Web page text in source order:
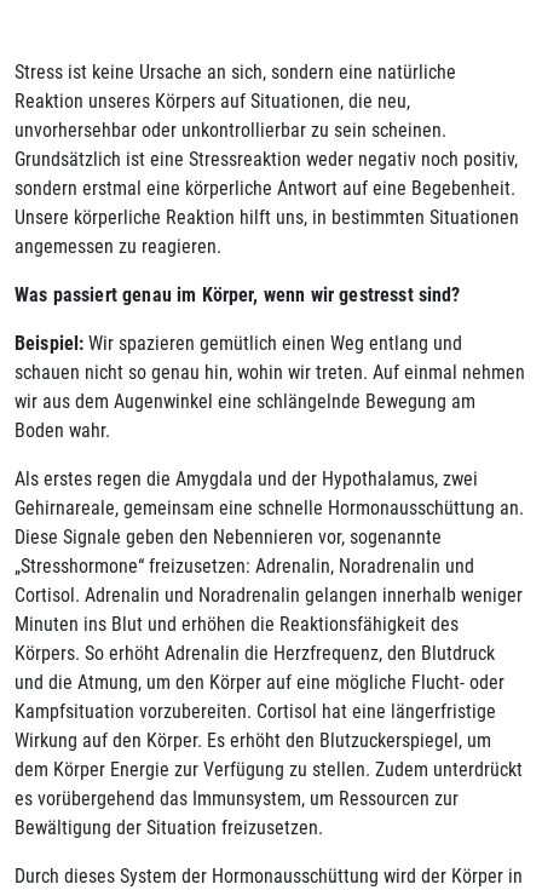
Stress ist keine Ursache an sich, sondern eine natürliche
Reaktion unseres Körpers auf Situationen, die neu,
unvorhersehbar oder unkontrollierbar zu sein scheinen.
Grundsätzlich ist eine Stressreaktion weder negativ noch positiv,
sondern erstmal eine körperliche Antwort auf eine Begebenheit.
Unsere körperliche Reaktion hilft uns, in bestimmten Situationen
angemessen zu reagieren.
Was passiert genau im Körper, wenn wir gestresst sind?
Beispiel: Wir spazieren gemütlich einen Weg entlang und
schauen nicht so genau hin, wohin wir treten. Auf einmal nehmen
wir aus dem Augenwinkel eine schlängelnde Bewegung am
Boden wahr.
Als erstes regen die Amygdala und der Hypothalamus, zwei
Gehirnareale, gemeinsam eine schnelle Hormonausschüttung an.
Diese Signale geben den Nebennieren vor, sogenannte
„Stresshormone“ freizusetzen: Adrenalin, Noradrenalin und
Cortisol. Adrenalin und Noradrenalin gelangen innerhalb weniger
Minuten ins Blut und erhöhen die Reaktionsfähigkeit des
Körpers. So erhöht Adrenalin die Herzfrequenz, den Blutdruck
und die Atmung, um den Körper auf eine mögliche Flucht- oder
Kampfsituation vorzubereiten. Cortisol hat eine längerfristige
Wirkung auf den Körper. Es erhöht den Blutzuckerspiegel, um
dem Körper Energie zur Verfügung zu stellen. Zudem unterdrückt
es vorübergehend das Immunsystem, um Ressourcen zur
Bewältigung der Situation freizusetzen.
Durch dieses System der Hormonausschüttung wird der Körper in